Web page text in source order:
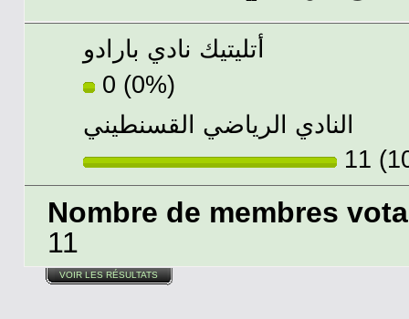
أتليتيك نادي بارادو
0 (0%)
النادي الرياضي القسنطيني
11
Nombre de membres
11
VOIR LES RÉSULTATS